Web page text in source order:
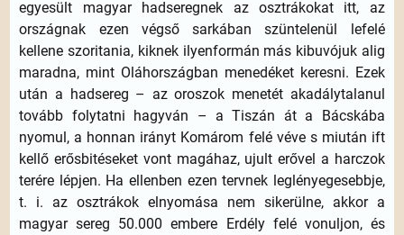
egyesült magyar hadseregnek az osztrákokat itt, az
országnak ezen végső sarkában szüntelenül lefelé
kellene szoritania, kiknek ilyenformán más kibuvójuk alig
maradna, mint Oláhországban menedéket keresni. Ezek
után a hadsereg – az oroszok menetét akadálytalanul
tovább folytatni hagyván – a Tiszán át a Bácskába
nyomul, a honnan irányt Komárom felé véve s miután ift
kellő erősbitéseket vont magáhaz, ujult erővel a harczok
terére lépjen. Ha ellenben ezen tervnek leglényegesebbje,
t. i. az osztrákok elnyomása nem sikerülne, akkor a
magyar sereg 50.000 embere Erdély felé vonuljon, és